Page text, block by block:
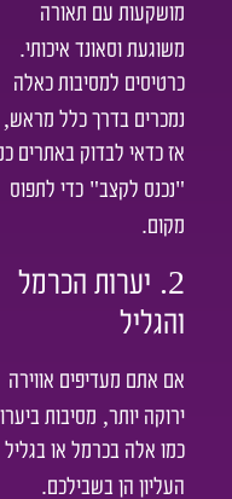
מושקעות עם תאורה
משוגעת וסאונד איכותי.
כרטיסים למסיבות כאלה
נמכרים בדרך כלל מראש,
אז כדאי לבדוק באתרים
"נכנס לקצב" כדי לתפוס
מקום.
2. יערות הכרמל
והגליל
אם אתם מעדיפים אווירה
ירוקה יותר, מסיבות
כמו אלה בכרמל או בגליל
העליון הן בשבילכם.